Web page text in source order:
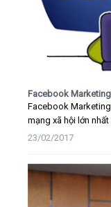
Facebook
Facebook
mạng xã hội lớn nhất
23/02/2017